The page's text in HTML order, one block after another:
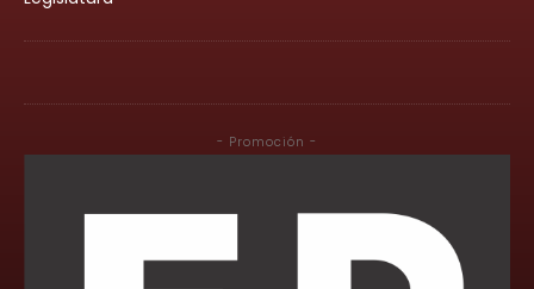
- Promoción -